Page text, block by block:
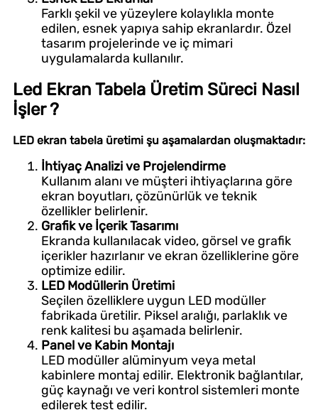
Farklı şekil ve yüzeylere kolaylıkla monte
edilen, esnek yapıya sahip ekranlardır. Özel
tasarım projelerinde ve iç mimari
uygulamalarda kullanılır.
Led Ekran Tabela Üretim Süreci Nasıl
İşler ?
LED ekran tabela üretimi şu aşamalardan oluşmaktadır:
İhtiyaç Analizi ve Projelendirme
Kullanım alanı ve müşteri ihtiyaçlarına göre
ekran boyutları, çözünürlük ve teknik
özellikler belirlenir.
Grafik ve İçerik Tasarımı
Ekranda kullanılacak video, görsel ve grafik
içerikler hazırlanır ve ekran özelliklerine göre
optimize edilir.
LED Modüllerin Üretimi
Seçilen özelliklere uygun LED modüller
fabrikada üretilir. Piksel aralığı, parlaklık ve
renk kalitesi bu aşamada belirlenir.
Panel ve Kabin Montajı
LED modüller alüminyum veya metal
kabinlere montaj edilir. Elektronik bağlantılar,
güç kaynağı ve veri kontrol sistemleri monte
edilerek test edilir.